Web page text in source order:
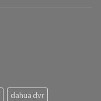
dahua dvr